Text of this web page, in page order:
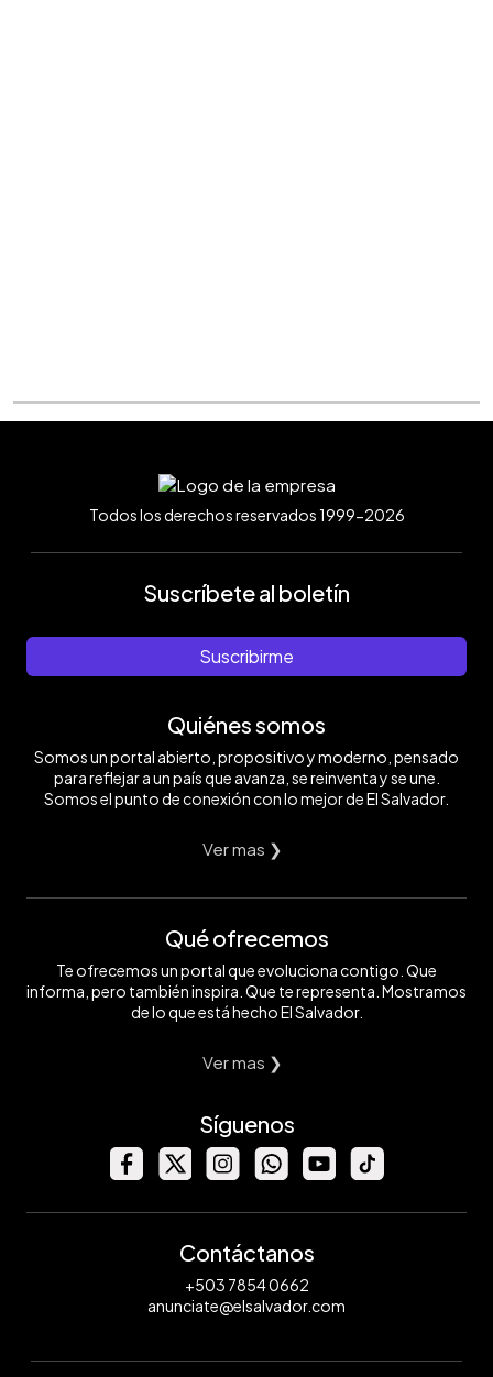
Todos los derechos reservados 1999-2026
Suscríbete al boletín
Suscribirme
Quiénes somos
Somos un portal abierto, propositivo y moderno, pensado
para reflejar a un país que avanza, se reinventa y se une.
Somos el punto de conexión con lo mejor de El Salvador.
Ver mas ❯
Qué ofrecemos
Te ofrecemos un portal que evoluciona contigo. Que
informa, pero también inspira. Que te representa. Mostramos
de lo que está hecho El Salvador.
Ver mas ❯
Síguenos
Contáctanos
+503 7854 0662
anunciate@elsalvador.com